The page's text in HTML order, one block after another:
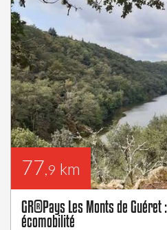
77,9 km
GR®Pays Les Monts de Guéret
écomobilité